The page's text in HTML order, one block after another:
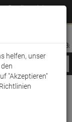
Bestellung erhalten
AUFKLAPPEN
MERKZETTEL
WARENKORB:
helfen, unser
"Akzeptieren"